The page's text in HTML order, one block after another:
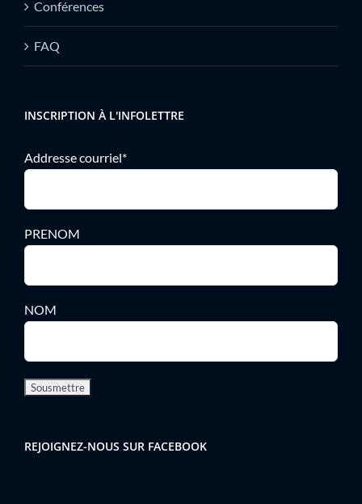
Conférences
FAQ
INSCRIPTION À L'INFOLETTRE
Addresse courriel*
PRENOM
NOM
REJOIGNEZ-NOUS SUR FACEBOOK